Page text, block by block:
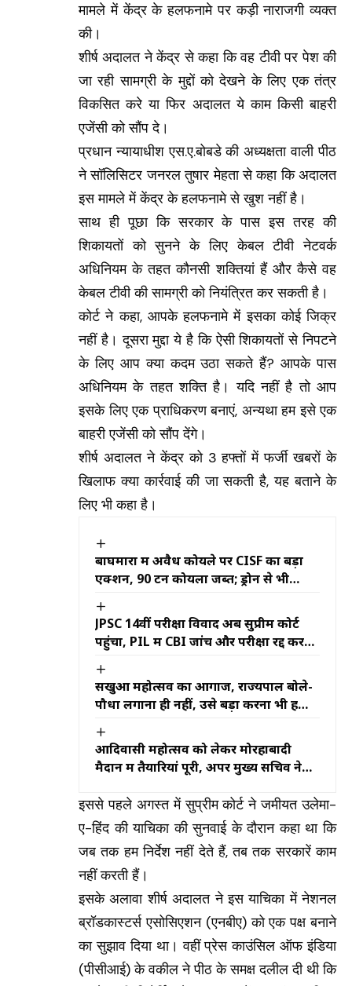
मामले में केंद्र के हलफनामे पर कड़ी नाराजगी व्यक्त
की।
शीर्ष अदालत ने केंद्र से कहा कि वह टीवी पर पेश की
जा रही सामग्री के मुद्दों को देखने के लिए एक तंत्र
विकसित करे या फिर अदालत ये काम किसी बाहरी
एजेंसी को सौंप दे।
प्रधान न्यायाधीश एस.ए.बोबडे की अध्यक्षता वाली पीठ
ने सॉलिसिटर जनरल तुषार मेहता से कहा कि अदालत
इस मामले में केंद्र के हलफनामे से खुश नहीं है।
साथ ही पूछा कि सरकार के पास इस तरह की
शिकायतों को सुनने के लिए केबल टीवी नेटवर्क
अधिनियम के तहत कौनसी शक्तियां हैं और कैसे वह
केबल टीवी की सामग्री को नियंत्रित कर सकती है।
कोर्ट ने कहा, आपके हलफनामे में इसका कोई जिक्र
नहीं है। दूसरा मुद्दा ये है कि ऐसी शिकायतों से निपटने
के लिए आप क्या कदम उठा सकते हैं? आपके पास
अधिनियम के तहत शक्ति है। यदि नहीं है तो आप
इसके लिए एक प्राधिकरण बनाएं, अन्यथा हम इसे एक
बाहरी एजेंसी को सौंप देंगे।
शीर्ष अदालत ने केंद्र को 3 हफ्तों में फर्जी खबरों के
खिलाफ क्या कार्रवाई की जा सकती है, यह बताने के
लिए भी कहा है।
बाघमारा में अवैध कोयले पर CISF का बड़ा
एक्शन, 90 टन कोयला जब्त; ड्रोन से भी
JPSC 14वीं परीक्षा विवाद अब सुप्रीम कोर्ट
पहुंचा, PIL में CBI जांच और परीक्षा रद्द करने
सखुआ महोत्सव का आगाज, राज्यपाल बोले-
पौधा लगाना ही नहीं, उसे बड़ा करना भी हमारी
आदिवासी महोत्सव को लेकर मोरहाबादी
मैदान में तैयारियां पूरी, अपर मुख्य सचिव ने
इससे पहले अगस्त में सुप्रीम कोर्ट ने जमीयत उलेमा-
ए-हिंद की याचिका की सुनवाई के दौरान कहा था कि
जब तक हम निर्देश नहीं देते हैं, तब तक सरकारें काम
नहीं करती हैं।
इसके अलावा शीर्ष अदालत ने इस याचिका में नेशनल
ब्रॉडकास्टर्स एसोसिएशन (एनबीए) को एक पक्ष बनाने
का सुझाव दिया था। वहीं प्रेस काउंसिल ऑफ इंडिया
(पीसीआई) के वकील ने पीठ के समक्ष दलील दी थी कि